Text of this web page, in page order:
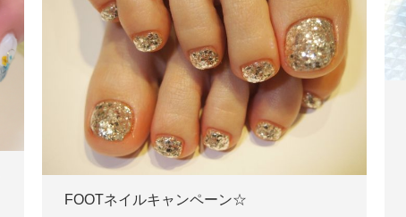
FOOTネイルキャンペーン☆